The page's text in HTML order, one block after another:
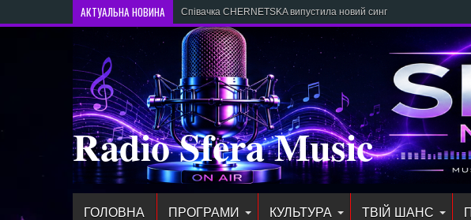
АКТУАЛЬНА НОВИНА Співачка CHERNETSKA випустила новий сингл «злітай» про
Radio Sfera Music
ГОЛОВНА ПРОГРАМИ КУЛЬТУРА ТВІЙ ШАНС